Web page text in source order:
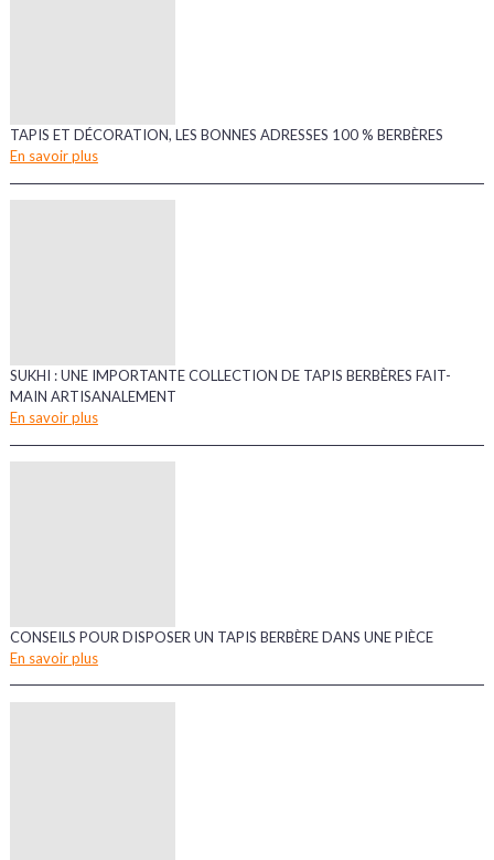
TAPIS ET DÉCORATION, LES BONNES ADRESSES 100 % BERBÈRES
En savoir plus
SUKHI : UNE IMPORTANTE COLLECTION DE TAPIS BERBÈRES FAIT-
MAIN ARTISANALEMENT
En savoir plus
CONSEILS POUR DISPOSER UN TAPIS BERBÈRE DANS UNE PIÈCE
En savoir plus